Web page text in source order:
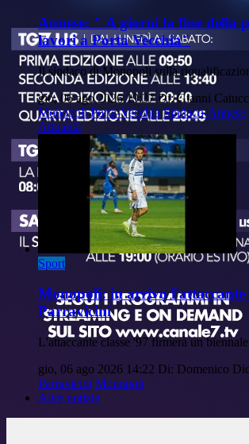
Annese: " A giorni la fine della
lavori a Porta Vecchia"
Il sindaco di Monopoli sulla
gio, 06 ago 2026 19:37 Di: Gianni
Monopoli Porta-Vecchia Sindaco-Annese
Attualità
Sport
Monopoli: in arrivo l'attaccante
Parravicini
L'attaccante classe '97 firmerà un biennale
gio, 06 ago 2026 14:22 Di: Domenico
Parravicini Monopoli
Altre notizie